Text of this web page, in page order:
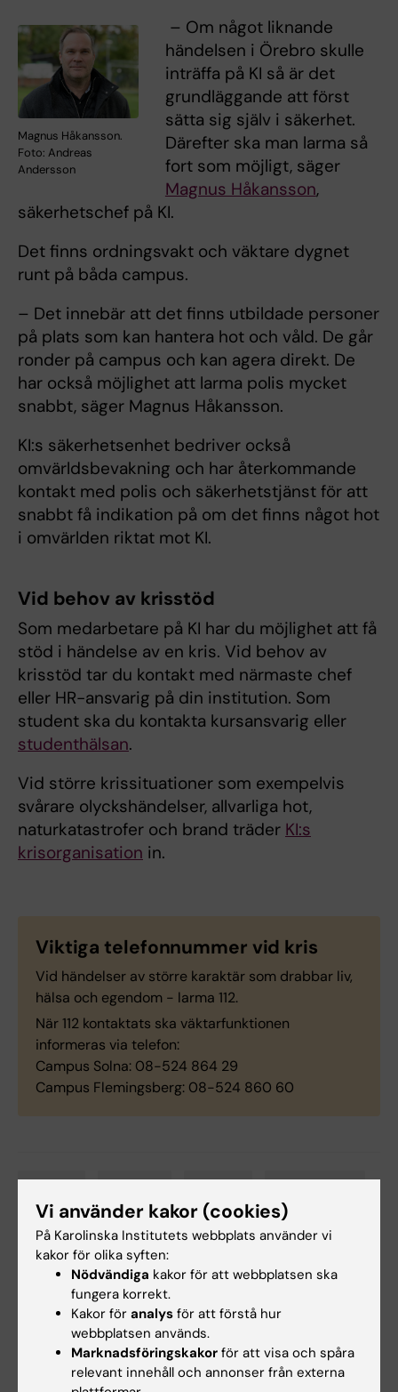
Magnus Håkansson.
Foto: Andreas
Andersson
– Om något liknande
händelsen i Örebro skulle
inträffa på KI så är det
grundläggande att först
sätta sig själv i säkerhet.
Därefter ska man larma så
fort som möjligt, säger
Magnus Håkansson,
säkerhetschef på KI.
Det finns ordningsvakt och väktare dygnet
runt på båda campus.
– Det innebär att det finns utbildade personer
på plats som kan hantera hot och våld. De går
ronder på campus och kan agera direkt. De
har också möjlighet att larma polis mycket
snabbt, säger Magnus Håkansson.
KI:s säkerhetsenhet bedriver också
omvärldsbevakning och har återkommande
kontakt med polis och säkerhetstjänst för att
snabbt få indikation på om det finns något hot
i omvärlden riktat mot KI.
Vid behov av krisstöd
Som medarbetare på KI har du möjlighet att få
stöd i händelse av en kris. Vid behov av
krisstöd tar du kontakt med närmaste chef
eller HR-ansvarig på din institution. Som
student ska du kontakta kursansvarig eller
studenthälsan.
Vid större krissituationer som exempelvis
svårare olyckshändelser, allvarliga hot,
naturkatastrofer och brand träder KI:s
krisorganisation in.
Viktiga telefonnummer vid kris
Vid händelser av större karaktär som drabbar liv,
hälsa och egendom - larma 112.
När 112 kontaktats ska väktarfunktionen
informeras via telefon:
Campus Solna: 08-524 864 29
Campus Flemingsberg: 08-524 860 60
Tags
Uppdaterad av:
Louise Grännsjö 2026-02-20
Innehållsgranskare:
Magnus Håkansson
Vi använder kakor (cookies)
På Karolinska Institutets webbplats använder vi
kakor för olika syften:
Nödvändiga kakor för att webbplatsen ska
fungera korrekt.
Kakor för analys för att förstå hur
webbplatsen används.
Marknadsföringskakor för att visa och spåra
relevant innehåll och annonser från externa